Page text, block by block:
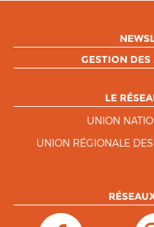
GESTION
LE
UNION
UNION RÉGIONALE